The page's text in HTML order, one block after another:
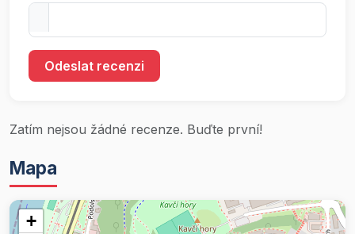
Odeslat recenzi
Zatím nejsou žádné recenze. Buďte první!
Mapa
+